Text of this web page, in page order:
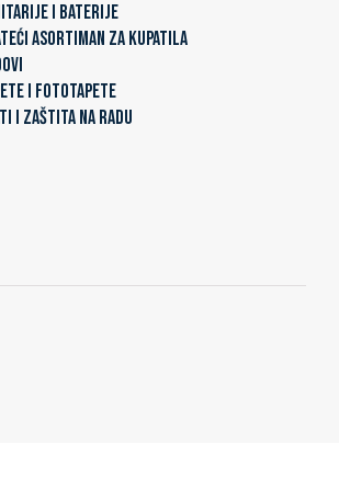
I BATERIJE
ASORTIMAN ZA KUPATILA
I FOTOTAPETE
I ZAŠTITA NA RADU